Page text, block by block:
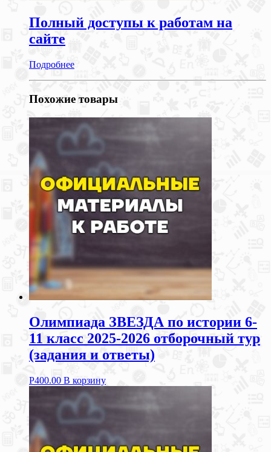
Полный доступы к работам на
сайте
Подробнее
Похожие товары
Олимпиада ЗВЕЗДА по истории 6-
11 класс 2025-2026 отборочный тур
(задания и ответы)
Р400.00 В корзину